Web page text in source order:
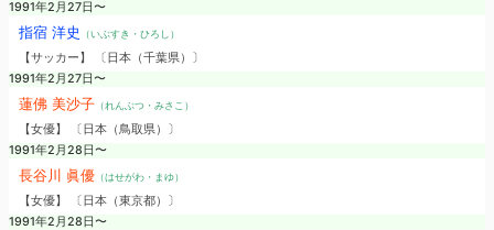
1991年2月27日〜
指宿 洋史 （いぶすき・ひろし）
【サッカー】 〔日本（千葉県）〕
1991年2月27日〜
蓮佛 美沙子（れんぶつ・みさこ）
【女優】 〔日本（鳥取県）〕
1991年2月28日〜
長谷川 眞優（はせがわ・まゆ）
【女優】 〔日本（東京都）〕
1991年2月28日〜